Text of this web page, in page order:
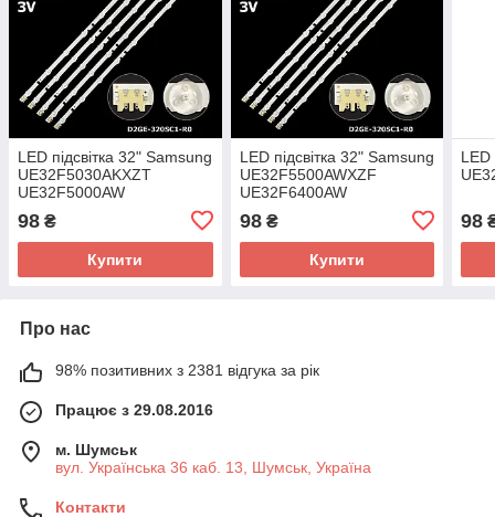
LED підсвітка 32" Samsung
UE32F5030AKXZT
UE32F5000AW
UE32F6400AW 1 планка
98 ₴
Купити
LED підсвітка 32" Samsung
UE32F5500AWXZF
UE32F6400AW
UE32F4500AK 1 планка
98₴
Купити
LED
98
Про нас
98% позитивних з 2381 відгука за рік
Працює з 29.08.2016
м. Шумськ
вул. Українська 36 каб. 13, Шумськ, Україна
Контакти